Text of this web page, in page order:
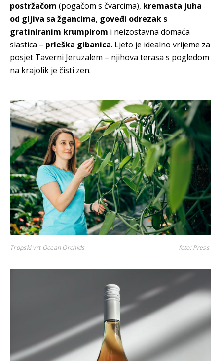
postržačom (pogačom s čvarcima), kremasta juha
od gljiva sa žgancima, goveđi odrezak s
gratiniranim krumpirom i neizostavna domaća
slastica – prleška gibanica. Ljeto je idealno vrijeme za
posjet Taverni Jeruzalem – njihova terasa s pogledom
na krajolik je čisti zen.
Tropski vrt Ocean Orchids foto: Press